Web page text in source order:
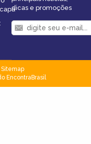
dicas e promoções
Sitemap
EncontraBrasil